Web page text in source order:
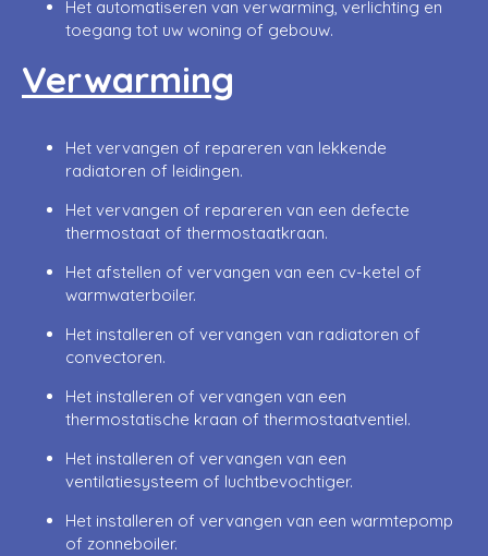
Het automatiseren van verwarming, verlichting en
toegang tot uw woning of gebouw.
Verwarming
Het vervangen of repareren van lekkende
radiatoren of leidingen.
Het vervangen of repareren van een defecte
thermostaat of thermostaatkraan.
Het afstellen of vervangen van een cv-ketel of
warmwaterboiler.
Het installeren of vervangen van radiatoren of
convectoren.
Het installeren of vervangen van een
thermostatische kraan of thermostaatventiel.
Het installeren of vervangen van een
ventilatiesysteem of luchtbevochtiger.
Het installeren of vervangen van een warmtepomp
of zonneboiler.